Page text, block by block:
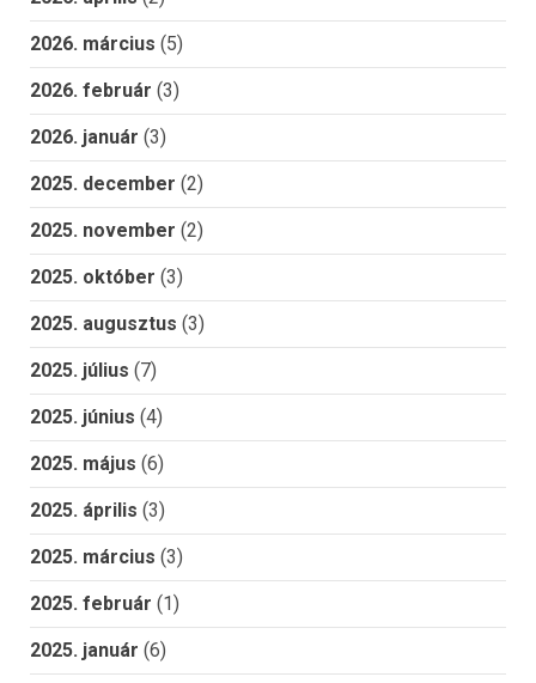
2026. március (5)
2026. február (3)
2026. január (3)
2025. december (2)
2025. november (2)
2025. október (3)
2025. augusztus (3)
2025. július (7)
2025. június (4)
2025. május (6)
2025. április (3)
2025. március (3)
2025. február (1)
2025. január (6)